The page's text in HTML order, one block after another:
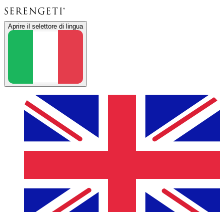
Aprire il selettore di lingua